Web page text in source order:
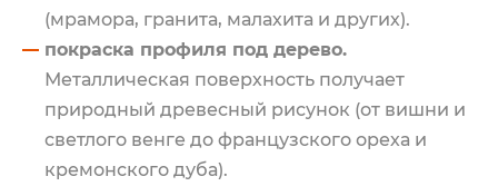
(мрамора, гранита, малахита и других).
покраска профиля под дерево.
Металлическая поверхность получает
природный древесный рисунок (от вишни и
светлого венге до французского ореха и
кремонского дуба).